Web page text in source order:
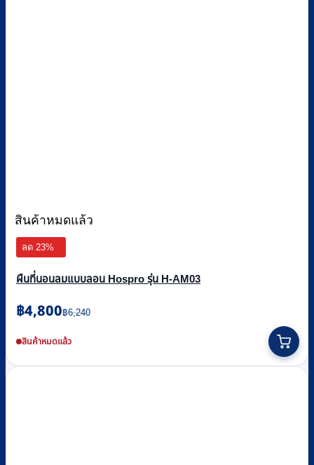
สินค้าหมดแล้ว
ลด 23%
ผืนที่นอนลมแบบลอน Hospro รุ่น H-AM03
฿6,240
Original
price
was:
฿4,800
Current
price
is:สินค้าหมดแล้ว